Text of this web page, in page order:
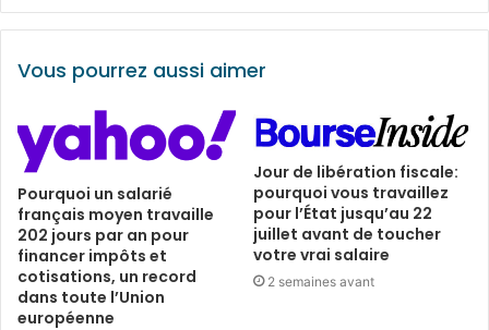
Vous pourrez aussi aimer
Pourquoi un salarié
français moyen travaille
202 jours par an pour
financer impôts et
cotisations, un record
dans toute l’Union
européenne
Jour de libération fiscale:
pourquoi vous travaillez
pour l’État jusqu’au 22
juillet avant de toucher
votre vrai salaire
2 semaines avant